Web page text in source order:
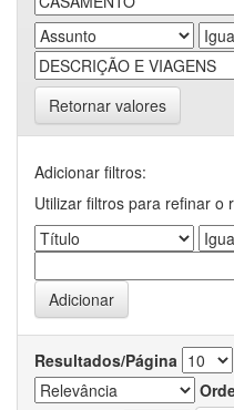
Retornar valores
Adicionar filtros:
Utilizar filtros para refinar o
Resultados/Página